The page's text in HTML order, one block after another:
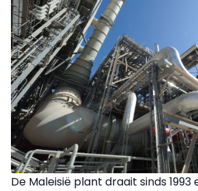
De Maleisië plant draait sinds